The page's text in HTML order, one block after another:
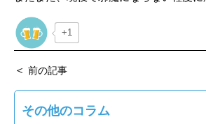
+1
＜ 前の記事
その他のコラム